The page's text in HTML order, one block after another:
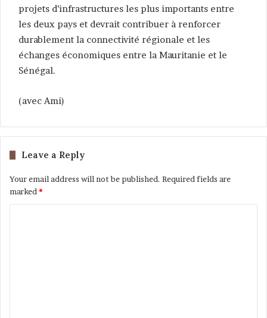
projets d’infrastructures les plus importants entre
les deux pays et devrait contribuer à renforcer
durablement la connectivité régionale et les
échanges économiques entre la Mauritanie et le
Sénégal.
(avec Ami)
Leave a Reply
Your email address will not be published. Required fields are
marked *